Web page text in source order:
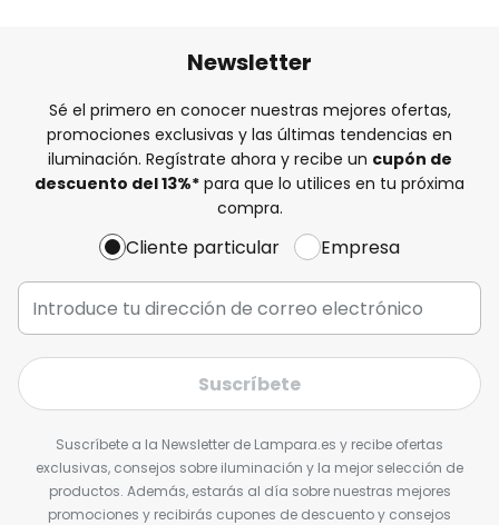
Newsletter
Sé el primero en conocer nuestras mejores ofertas,
promociones exclusivas y las últimas tendencias en
iluminación. Regístrate ahora y recibe un cupón de
descuento del13%* para que lo utilices en tu próxima
compra.
Cliente particular Empresa
Suscríbete
Suscríbete a la Newsletter de Lampara.es y recibe ofertas
exclusivas, consejos sobre iluminación y la mejor selección de
productos. Además, estarás al día sobre nuestras mejores
promociones y recibirás cupones de descuento y consejos